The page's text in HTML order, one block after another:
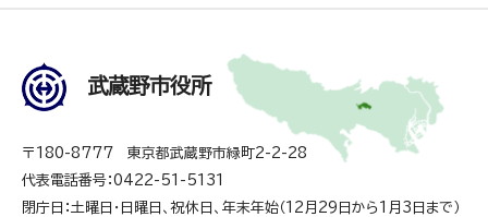
武蔵野市役所
〒180-8777 東京都武蔵野市緑町2-2-28
代表電話番号：0422-51-5131
閉庁日：土曜日・日曜日、祝休日、年末年始（12月29日から1月3日まで）